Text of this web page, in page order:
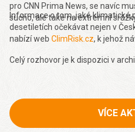
pro CNN Prima News, se navíc
sucho, ale také na extrémní
Informace o tom, jaké klimatické
desetiletích očekávat nejen v
nabízí web ClimRisk.cz, k jehož
Celý rozhovor je k dispozici v
VÍCE